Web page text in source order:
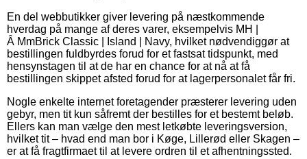
En del webbutikker giver levering på næstkommende
hverdag på mange af deres varer, eksempelvis MH |
Â MmBrick Classic | Island | Navy, hvilket nødvendiggør at
bestillingen fuldbyrdes forud for et fastsat tidspunkt, med
hensynstagen til at de har en chance for at nå at få
bestillingen skippet afsted forud for at lagerpersonalet får fri.
Nogle enkelte internet foretagender præsterer levering uden
gebyr, men tit kun såfremt der bestilles for et bestemt beløb.
Ellers kan man vælge den mest letkøbte leveringsversion,
hvilket tit – hvad end man bor i Køge, Lillerød eller Skagen –
er at få fragtfirmaet til at levere ordren til et afhentningssted.